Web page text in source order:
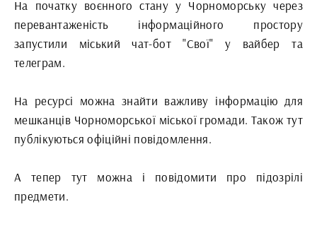
На початку воєнного стану у Чорноморську через
перевантаженість інформаційного простору
запустили міський чат-бот "Свої" у вайбер та
телеграм.
На ресурсі можна знайти важливу інформацію для
мешканців Чорноморської міської громади. Також тут
публікуються офіційні повідомлення.
А тепер тут можна і повідомити про підозрілі
предмети.